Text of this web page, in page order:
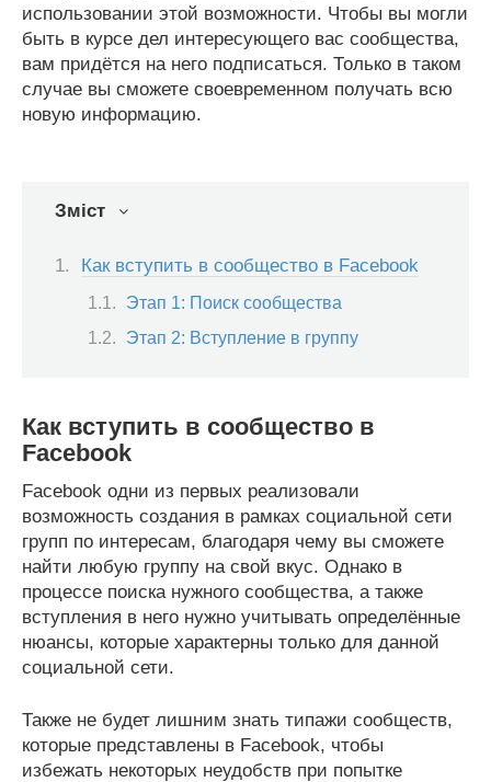
использовании этой возможности. Чтобы вы могли
быть в курсе дел интересующего вас сообщества,
вам придётся на него подписаться. Только в таком
случае вы сможете своевременном получать всю
новую информацию.
Зміст
Как вступить в сообщество в Facebook
Этап 1: Поиск сообщества
Этап 2: Вступление в группу
Как вступить в сообщество в
Facebook
Facebook одни из первых реализовали
возможность создания в рамках социальной сети
групп по интересам, благодаря чему вы сможете
найти любую группу на свой вкус. Однако в
процессе поиска нужного сообщества, а также
вступления в него нужно учитывать определённые
нюансы, которые характерны только для данной
социальной сети.
Также не будет лишним знать типажи сообществ,
которые представлены в Facebook, чтобы
избежать некоторых неудобств при попытке